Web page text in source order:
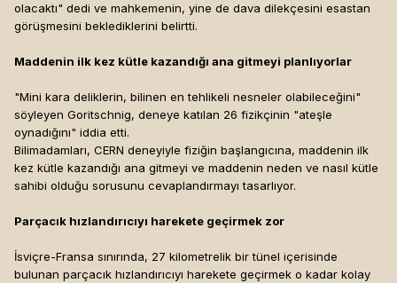
olacaktı" dedi ve mahkemenin, yine de dava dilekçesini esastan
görüşmesini beklediklerini belirtti.
Maddenin ilk kez kütle kazandığı ana gitmeyi planlıyorlar
"Mini kara deliklerin, bilinen en tehlikeli nesneler olabileceğini"
söyleyen Goritschnig, deneye katılan 26 fizikçinin "ateşle
oynadığını" iddia etti.
Bilimadamları, CERN deneyiyle fiziğin başlangıcına, maddenin ilk
kez kütle kazandığı ana gitmeyi ve maddenin neden ve nasıl kütle
sahibi olduğu sorusunu cevaplandırmayı tasarlıyor.
Parçacık hızlandırıcıyı harekete geçirmek zor
İsviçre-Fransa sınırında, 27 kilometrelik bir tünel içerisinde
bulunan parçacık hızlandırıcıyı harekete geçirmek o kadar kolay